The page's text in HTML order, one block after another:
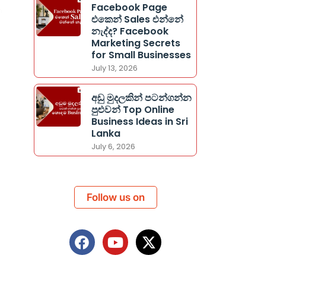
Facebook Page
එකෙන් Sales එන්නේ
නැද්ද? Facebook
Marketing Secrets
for Small Businesses
July 13, 2026
අඩු මුදලකින් පටන්ගන්න
පුළුවන් Top Online
Business Ideas in Sri
Lanka
July 6, 2026
Follow us on